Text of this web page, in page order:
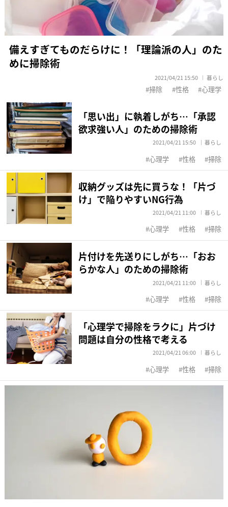
備えすぎてものだらけに！「理論派の人」のた
めに掃除術
2021/04/21 15:50 暮らし
掃除 性格 心理学
「思い出」に執着しがち…「承認
欲求強い人」のための掃除術
2021/04/21 15:50 暮らし
心理学 性格 掃除
収納グッズは先に買うな！「片づ
け」で陥りやすいNG行為
2021/04/21 11:00 暮らし
心理学 性格 掃除
片付けを先送りにしがち…「おお
らかな人」のための掃除術
2021/04/21 11:00 暮らし
心理学 性格 掃除
「心理学で掃除をラクに」片づけ
問題は自分の性格で考える
2021/04/21 06:00 暮らし
心理学 性格 掃除